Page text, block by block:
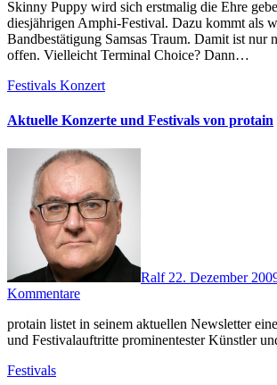
Skinny Puppy wird sich erstmalig die Ehre geben auf dem
diesjährigen Amphi-Festival. Dazu kommt als
Bandbestätigung Samsas Traum. Damit ist nur
offen. Vielleicht Terminal Choice? Dann…
Festivals Konzert
Aktuelle Konzerte und Festivals von protain
Ralf 22. Dezember
Kommentare
protain listet in seinem aktuellen Newsletter eine Menge Konzerte
und Festivalauftritte prominentester Künstler
Festivals